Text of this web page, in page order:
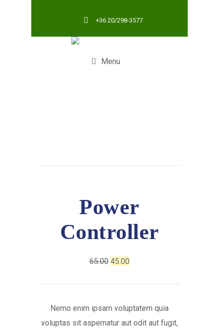
+36 20/298-3577
Menu
Power
Controller
65.00 Original
₹65.00.
45.00
₹45.00.
Nemo enim ipsam voluptatem quia
voluptas sit aspernatur aut odit aut fugit,